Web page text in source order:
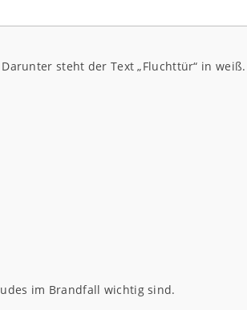
steht der Text „Fluchttür“ in
im Brandfall wichtig sind.